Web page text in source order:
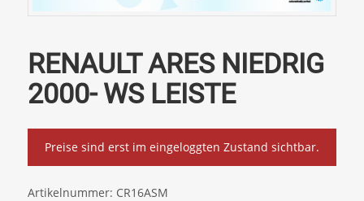
RENAULT ARES NIEDRIG
2000- WS LEISTE
Preise sind erst im eingeloggten Zustand sichtbar.
Artikelnummer: CR16ASM